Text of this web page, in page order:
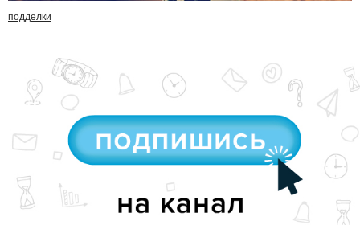
подделки